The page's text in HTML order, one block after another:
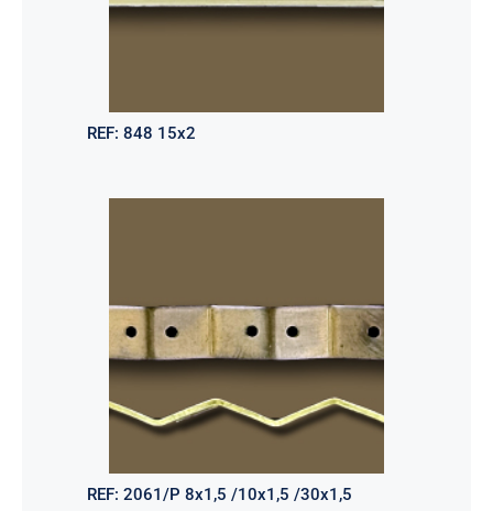
REF: 848 15x2
REF: 2061/P 8x1,5 /10x1,5 /30x1,5